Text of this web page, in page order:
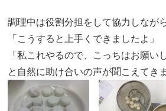
調理中は役割分担をして協力しなが
「こうすると上手くできましたよ」
「私これやるので、こっちはお願い